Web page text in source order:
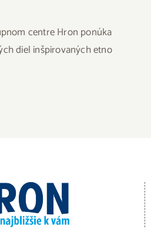
centre Hron ponúka
diel inšpirovaných etno